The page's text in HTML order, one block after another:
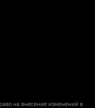
на внесение изменений в